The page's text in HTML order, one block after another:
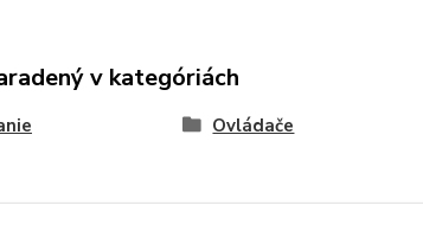
v kategóriách
Ovládače